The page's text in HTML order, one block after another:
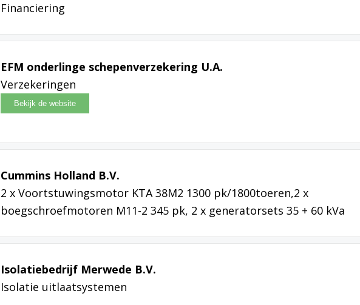
Financiering
EFM onderlinge schepenverzekering U.A.
Verzekeringen
Cummins Holland B.V.
2 x Voortstuwingsmotor KTA 38M2 1300 pk/1800toeren,2 x
boegschroefmotoren M11-2 345 pk, 2 x generatorsets 35 + 60 kVa
Isolatiebedrijf Merwede B.V.
Isolatie uitlaatsystemen